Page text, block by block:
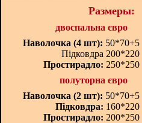
Размеры:
двоспальна євро
Наволочка (4 шт): 50*70+5
Підковдра 200*220
Простирадло: 250*250
полуторна євро
Наволочка (2 шт): 50*70+5
Підковдра: 160*220
Простирадло: 200*250